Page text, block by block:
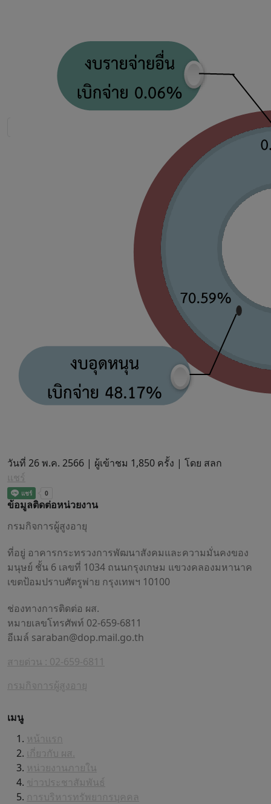
วันที่ 26 พ.ค. 2566 | ผู้เข้าชม 1,850 ครั้ง | โดย สลก
แชร์
ข้อมูลติดต่อหน่วยงาน
กรมกิจการผู้สูงอายุ
ที่อยู่ อาคารกระทรวงการพัฒนาสังคมและความมั่นคงของ
มนุษย์ ชั้น 6 เลขที่ 1034 ถนนกรุงเกษม แขวงคลองมหานาค
เขตป้อมปราบศัตรูพ่าย กรุงเทพฯ 10100
ช่องทางการติดต่อ ผส.
หมายเลขโทรศัพท์ 02-659-6811
อีเมล์ saraban@dop.mail.go.th
สายด่วน : 02-659-6811
กรมกิจการผู้สูงอายุ
เมนู
หน้าแรก
เกี่ยวกับ ผส.
หน่วยงานภายใน
ข่าวประชาสัมพันธ์
การบริหารทรัพยากรบุคคล